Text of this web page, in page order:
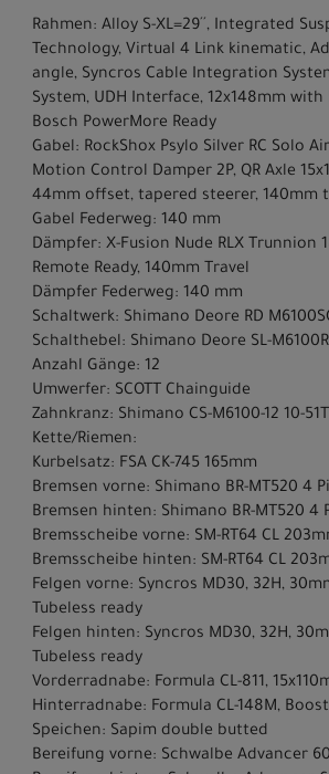
Rahmen: Alloy S-XL=29´´, Integrated
Technology, Virtual 4 Link kinematic,
angle, Syncros Cable Integration
System, UDH Interface, 12x148mm
Bosch PowerMore Ready
Gabel: RockShox Psylo Silver RC Solo
Motion Control Damper 2P, QR Axle
44mm offset, tapered steerer, 140mm
Gabel Federweg: 140 mm
Dämpfer: X-Fusion Nude RLX Trunnion
Remote Ready, 140mm Travel
Dämpfer Federweg: 140 mm
Schaltwerk: Shimano Deore RD
Schalthebel: Shimano Deore SL-
Anzahl Gänge: 12
Umwerfer: SCOTT Chainguide
Zahnkranz: Shimano CS-M6100-12 10-51T
Kette/Riemen:
Kurbelsatz: FSA CK-745 165mm
Bremsen vorne: Shimano BR-MT520 4
Bremsen hinten: Shimano BR-MT520 4
Bremsscheibe vorne: SM-RT64 CL
Bremsscheibe hinten: SM-RT64 CL
Felgen vorne: Syncros MD30, 32H,
Tubeless ready
Felgen hinten: Syncros MD30, 32H,
Tubeless ready
Vorderradnabe: Formula CL-811,
Hinterradnabe: Formula CL-148M,
Speichen: Sapim double butted
Bereifung vorne: Schwalbe Advancer